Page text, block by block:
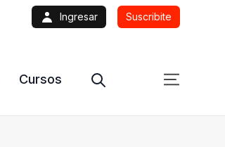
Ingresar Suscribite
Cursos